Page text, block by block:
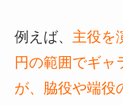
例えば、 主役を
円の範囲でギャ
が、脇役や端役